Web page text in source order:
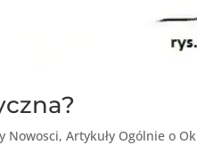
Nowosci,Artykuły Ogólnie o Ok